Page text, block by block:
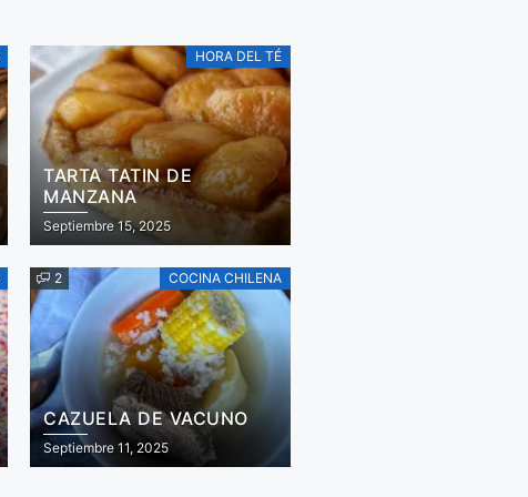
HORA DEL TÉ
TARTA TATIN DE
MANZANA
Septiembre 15, 2025
2 COCINA CHILENA
CAZUELA DE VACUNO
Septiembre 11, 2025